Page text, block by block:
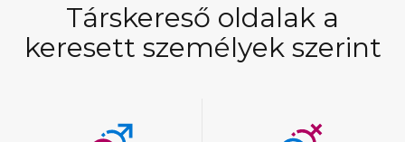
Társkereső oldalak a
keresett személyek szerint